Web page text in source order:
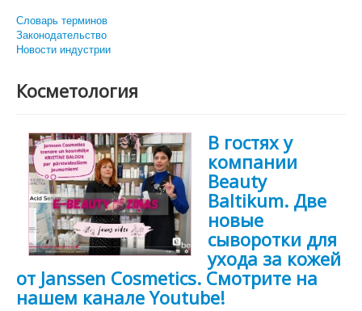
Словарь терминов
Законодательство
Новости индустрии
Косметология
В гостях у
компании
Beauty
Baltikum. Две
новые
сыворотки для
ухода за кожей
от Janssen Cosmetics. Смотрите на
нашем канале Youtube!